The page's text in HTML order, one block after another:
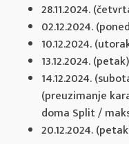
28.11.2024.
02.12.2024.
10.12.2024.
13.12.2024.
14.12.2024.
(preuzimanje
doma Split /
20.12.2024.